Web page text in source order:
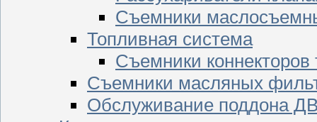
Съемники
Топливная система
Съемники
Съемники масляных
Обслуживание поддона